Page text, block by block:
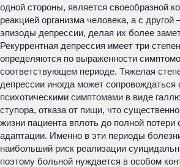
одной стороны, является своеобразной
реакцией организма человека, а с другой
эпизоды депрессии, делая их более
Рекуррентная депрессия имеет три
определяются по выраженности
соответствующем периоде. Тяжелая
депрессии иногда может
психотическими симптомами в виде
ступора, отказа от пищи, что
жизни пациента вплоть до полной потери
адаптации. Именно в эти периоды
наибольший риск реализации
поэтому больной нуждается в особом